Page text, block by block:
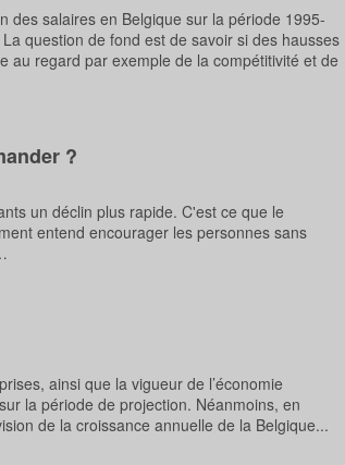
des salaires en Belgique sur la période 1995-
question de fond est de savoir si des hausses
au regard par exemple de la compétitivité et de
?
un déclin plus rapide. C'est ce que le
entend encourager les personnes sans
ainsi que la vigueur de l’économie
la période de projection. Néanmoins, en
de la croissance annuelle de la Belgique...